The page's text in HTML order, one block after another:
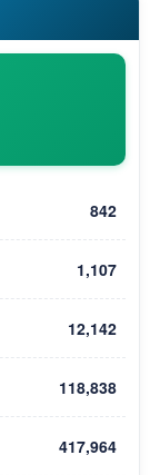
842
1,107
12,142
118,838
417,964